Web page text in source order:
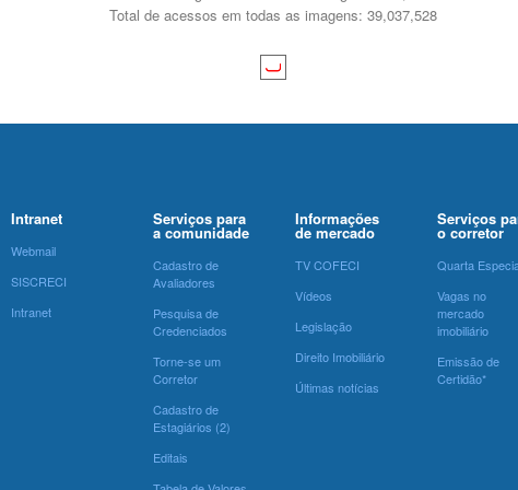
Total de acessos em todas as imagens: 39,037,528
Intranet
Webmail
SISCRECI
Intranet
Serviços para
a comunidade
Cadastro de
Avaliadores
Pesquisa de
Credenciados
Torne-se um
Corretor
Cadastro de
Estagiários (2)
Editais
Informações
de mercado
TV COFECI
Vídeos
Legislação
Direito Imobiliário
Últimas notícias
Serviços
o corretor
Quarta
Vagas no
mercado
imobiliário
Emissão de
Certidão*